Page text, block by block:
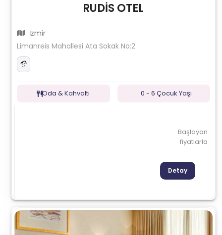
RUDİS OTEL
İzmir
Limanreis Mahallesi Ata Sokak No:2
Oda & Kahvaltı 0 - 6 Çocuk Yaşı
Başlayan
fiyatlarla
Detay